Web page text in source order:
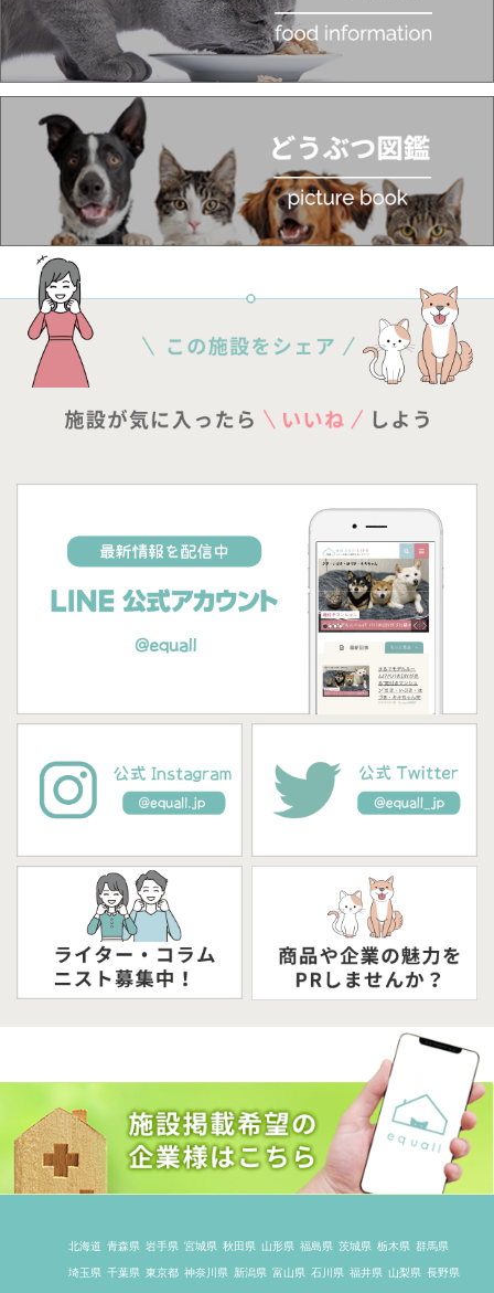
北海道 青森県 岩手県 宮城県 秋田県 山形県 福島県 茨城県 栃木県 群馬県
埼玉県 千葉県 東京都 神奈川県 新潟県 富山県 石川県 福井県 山梨県 長野県